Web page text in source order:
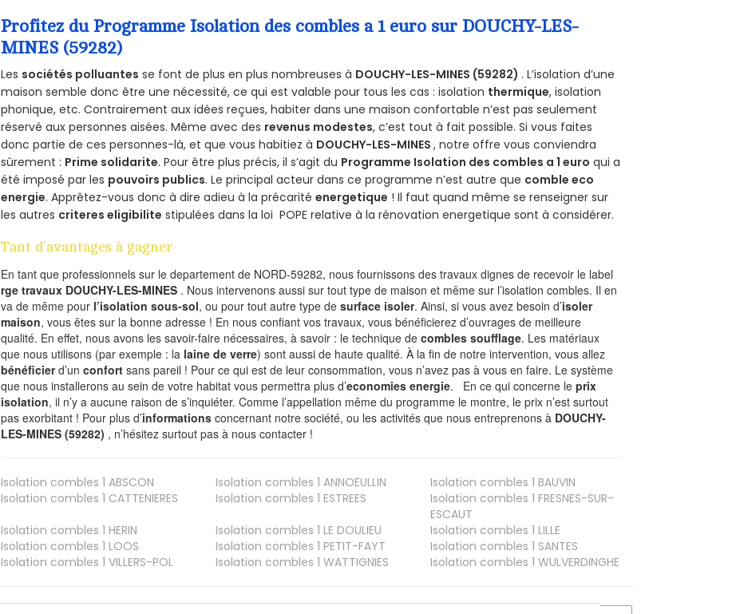
Profitez du Programme Isolation des combles a 1 euro sur DOUCHY-LES-
MINES (59282)
Les sociétés polluantes se font de plus en plus nombreuses à DOUCHY-LES-MINES (59282) . L’isolation d’une
maison semble donc être une nécessité, ce qui est valable pour tous les cas : isolation thermique, isolation
phonique, etc. Contrairement aux idées reçues, habiter dans une maison confortable n’est pas seulement
réservé aux personnes aisées. Même avec des revenus modestes, c’est tout à fait possible. Si vous faites
donc partie de ces personnes-là, et que vous habitiez à DOUCHY-LES-MINES, notre offre vous conviendra
sûrement : Prime solidarite. Pour être plus précis, il s’agit du Programme Isolation des combles a 1 euro qui a
été imposé par les pouvoirs publics. Le principal acteur dans ce programme n’est autre que comble eco
energie. Apprêtez-vous donc à dire adieu à la précaritéenergetique ! Il faut quand même se renseigner sur
les autres criteres eligibilite stipulées dans la loi POPE relative à la rénovation energetique sont à considérer.
Tant d’avantages à gagner
En tant que professionnels sur le departement de NORD-59282, nous fournissons des travaux dignes de recevoir le label
rge travaux DOUCHY-LES-MINES . Nous intervenons aussi sur tout type de maison et même sur l’isolation combles. Il en
va de même pour l’isolation sous-sol, ou pour tout autre type desurface isoler. Ainsi, si vous avez besoin d’isoler
maison, vous êtes sur la bonne adresse ! En nous confiant vos travaux, vous bénéficierez d’ouvrages de meilleure
qualité. En effet, nous avons les savoir-faire nécessaires, à savoir : le technique decombles soufflage. Les matériaux
que nous utilisons (par exemple : la laine de verre) sont aussi de haute qualité. À la fin de notre intervention, vous allez
bénéficierd’unconfort sans pareil ! Pour ce qui est de leur consommation, vous n’avez pas à vous en faire. Le système
que nous installerons au sein de votre habitat vous permettra plus d’economies energie. En ce qui concerne leprix
isolation, il n’y a aucune raison de s’inquiéter. Comme l’appellation même du programme le montre, le prix n’est surtout
pas exorbitant ! Pour plus d’informations concernant notre société, ou les activités que nous entreprenons à DOUCHY-
LES-MINES (59282) , n’hésitez surtout pas à nous contacter !
Isolation combles 1 ABSCON Isolation combles 1 ANNOEULLIN Isolation combles 1 BAUVIN
Isolation combles 1 CATTENIERES Isolation combles 1 ESTREES Isolation combles 1 FRESNES-SUR-
ESCAUT
Isolation combles 1 HERIN Isolation combles 1 LE DOULIEU Isolation combles 1 LILLE
Isolation combles 1 LOOS Isolation combles 1 PETIT-FAYT Isolation combles 1 SANTES
Isolation combles 1 VILLERS-POL Isolation combles 1 WATTIGNIES Isolation combles 1 WULVERDINGHE